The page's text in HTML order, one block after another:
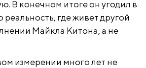
В конечном итоге он угодил в
где живет другой
Майкла Китона, а не
измерении много лет не